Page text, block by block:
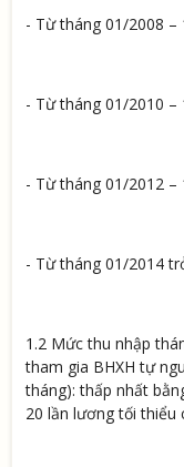
- Từ tháng 01/2008 –
- Từ tháng 01/2010 –
- Từ tháng 01/2012 –
- Từ tháng 01/2014
1.2 Mức thu nhập
tham gia BHXH tự
tháng): thấp nhất
20 lần lương tối thiểu